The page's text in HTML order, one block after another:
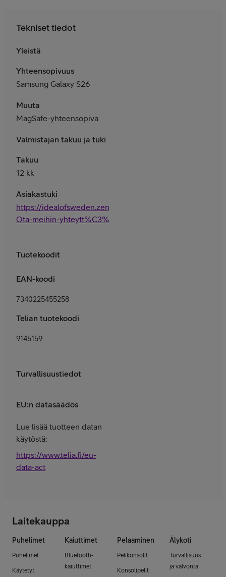
Tekniset tiedot
Yleistä
Yhteensopivuus
Samsung Galaxy S26
Muuta
MagSafe-yhteensopiva
Valmistajan takuu ja tuki
Takuu
12 kk
Asiakastuki
https://idealofsweden.zendesk.com/hc/fi/articles/
Ota-meihin-yhteytt%C3%A4
Tuotekoodit
EAN-koodi
7340225455258
Telian tuotekoodi
9145159
Turvallisuustiedot
EU:n datasäädös
Lue lisää tuotteen datan
käytöstä:
https://www.telia.fi/eu-
data-act
Laitekauppa
Puhelimet
Puhelimet
Käytetyt
Kaiuttimet
Bluetooth-
kaiuttimet
Pelaaminen
Pelikonsolit
Konsolipelit
Älykoti
Turvallisuus
ja valvonta